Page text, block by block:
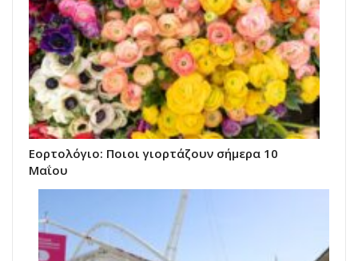
Εορτολόγιο: Ποιοι γιορτάζουν σήμερα 10
Μαΐου